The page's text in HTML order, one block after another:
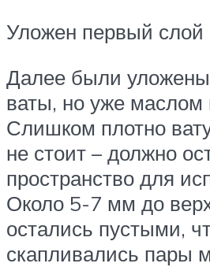
Уложен первый слой
Далее были
ваты, но уже маслом
Слишком плотно
не стоит – должно
пространство для
Около 5-7 мм до
остались пустыми,
скапливались пары